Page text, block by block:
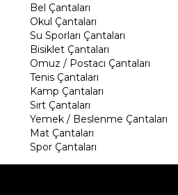
Bel Çantaları
Okul Çantaları
Su Sporları Çantaları
Bisiklet Çantaları
Omuz / Postacı Çantaları
Tenis Çantaları
Kamp Çantaları
Sırt Çantaları
Yemek / Beslenme Çantaları
Mat Çantaları
Spor Çantaları